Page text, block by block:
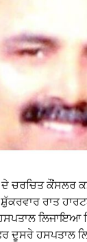
ਦੇ ਚਰਚਿਤ ਕੌਂਸਲਰ
ਰਾਤ
ਲਿਜਾਇਆ
ਦੂਸਰੇ ਹਸਪਤਾਲ